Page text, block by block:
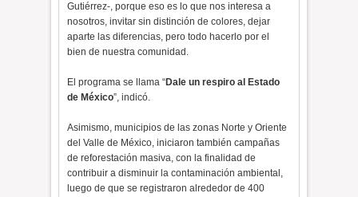
Gutiérrez-, porque eso es lo que nos interesa a
nosotros, invitar sin distinción de colores, dejar
aparte las diferencias, pero todo hacerlo por el
bien de nuestra comunidad.
El programa se llama “Dale un respiro al Estado
de México”, indicó.
Asimismo, municipios de las zonas Norte y Oriente
del Valle de México, iniciaron también campañas
de reforestación masiva, con la finalidad de
contribuir a disminuir la contaminación ambiental,
luego de que se registraron alrededor de 400